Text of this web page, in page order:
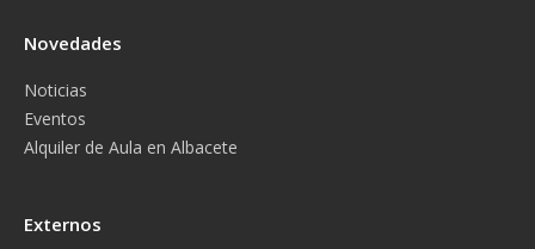
Novedades
Noticias
Eventos
Alquiler de Aula en Albacete
Externos